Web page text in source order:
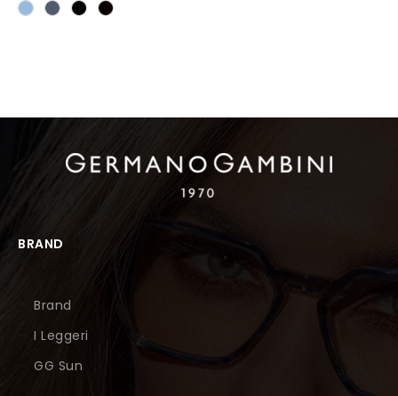
BRAND
Brand
I Leggeri
GG Sun